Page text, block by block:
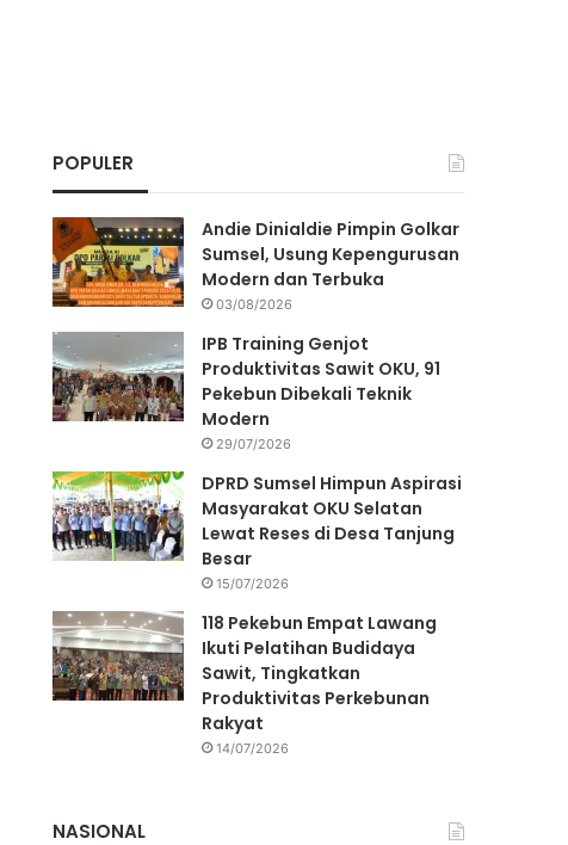
POPULER
Andie Dinialdie Pimpin Golkar
Sumsel, Usung Kepengurusan
Modern dan Terbuka
03/08/2026
IPB Training Genjot
Produktivitas Sawit OKU, 91
Pekebun Dibekali Teknik
Modern
29/07/2026
DPRD Sumsel Himpun Aspirasi
Masyarakat OKU Selatan
Lewat Reses di Desa Tanjung
Besar
15/07/2026
118 Pekebun Empat Lawang
Ikuti Pelatihan Budidaya
Sawit, Tingkatkan
Produktivitas Perkebunan
Rakyat
14/07/2026
NASIONAL